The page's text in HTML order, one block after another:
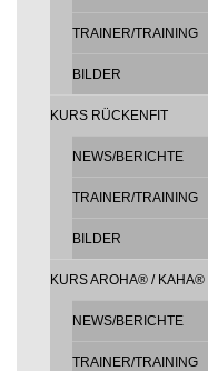
TRAINER/TRAINING
BILDER
KURS RÜCKENFIT
NEWS/BERICHTE
TRAINER/TRAINING
BILDER
KURS AROHA® / KAHA®
NEWS/BERICHTE
TRAINER/TRAINING